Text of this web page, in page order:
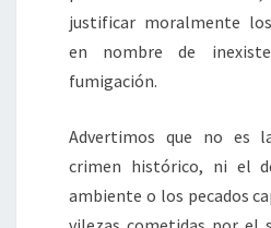
justificar moralmente
en nombre de
fumigación.
Advertimos que no es
crimen histórico, ni el
ambiente o los pecados